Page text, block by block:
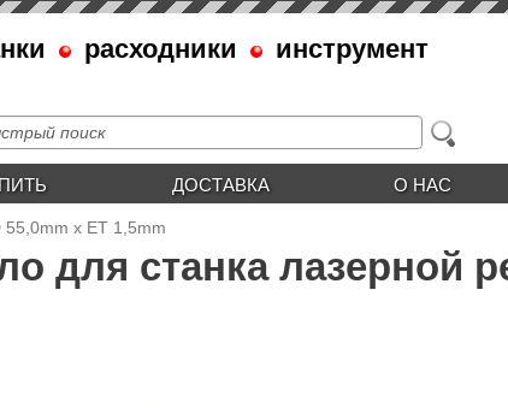
расходники инструмент
ДОСТАВКА О НАС
55,0mm x ET 1,5mm
для станка лазерной